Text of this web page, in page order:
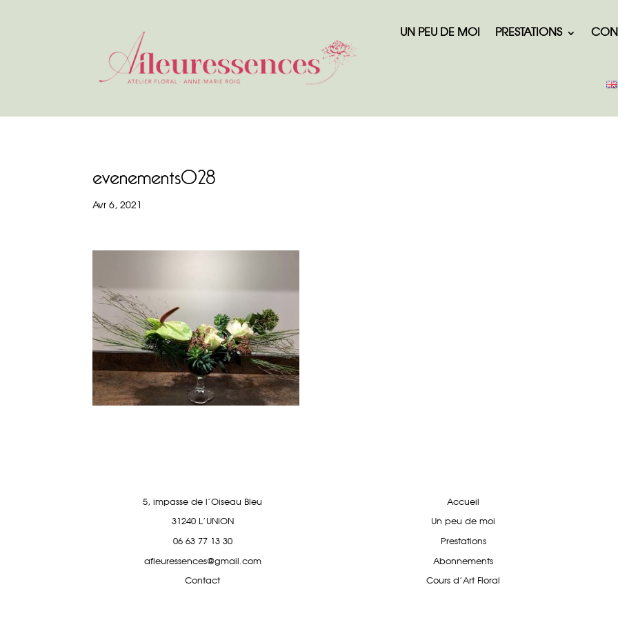
UN PEU DE MOI PRESTATIONS
evenements028
Avr 6, 2021
5, impasse de l'Oiseau Bleu
31240 L'UNION
06 63 77 13 30
afleuressences@gmail.com
Contact
Accueil
Un peu de moi
Prestations
Abonnements
Cours d'Art Floral